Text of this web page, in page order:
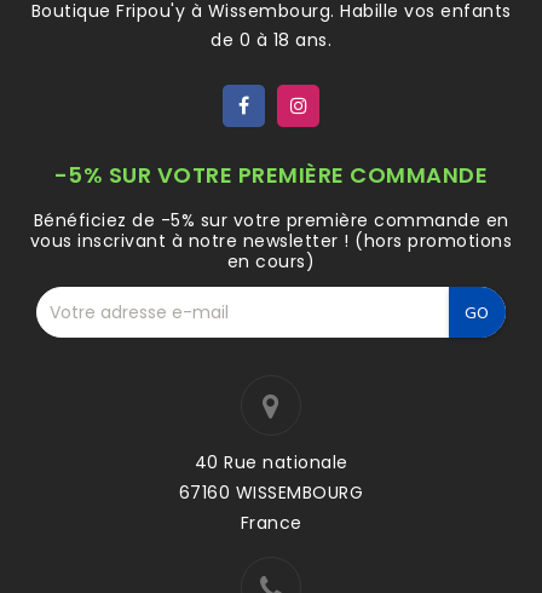
Boutique Fripou'y à Wissembourg. Habille vos enfants
de 0 à 18 ans.
-5% SUR VOTRE PREMIÈRE COMMANDE
Bénéficiez de -5% sur votre première commande en
vous inscrivant à notre newsletter ! (hors promotions
en cours)
40 Rue nationale
67160 WISSEMBOURG
France